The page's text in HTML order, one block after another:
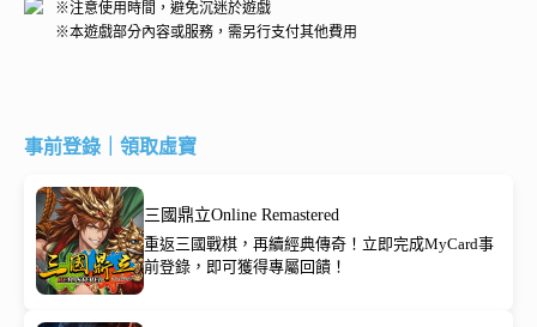
※注意使用時間，避免沉迷於遊戲
※本遊戲部分內容或服務，需另行支付其他費用
事前登錄｜領取虛寶
三國鼎立Online Remastered
重返三國戰棋，再續經典傳奇！立即完成MyCard事
前登錄，即可獲得專屬回饋！